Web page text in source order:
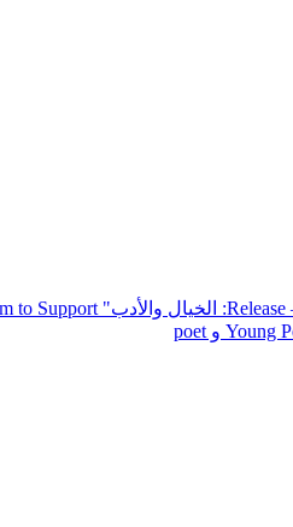
: الخيال والأدب" inviting poets and writers from around the world to participate in Kazakh
to Support
Young